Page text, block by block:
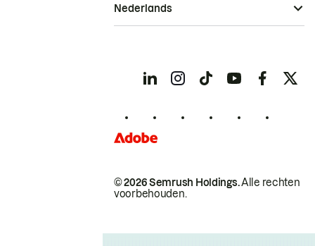
© 2026 Semrush Holdings.Alle rechten
voorbehouden.
Nederlands